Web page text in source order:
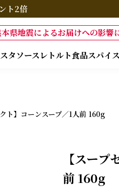
ト2倍
県地震によるお届けへの影響
タソースレトルト食品スパイ
クト】コーンスープ／1人前 160g
【スー
前 160g